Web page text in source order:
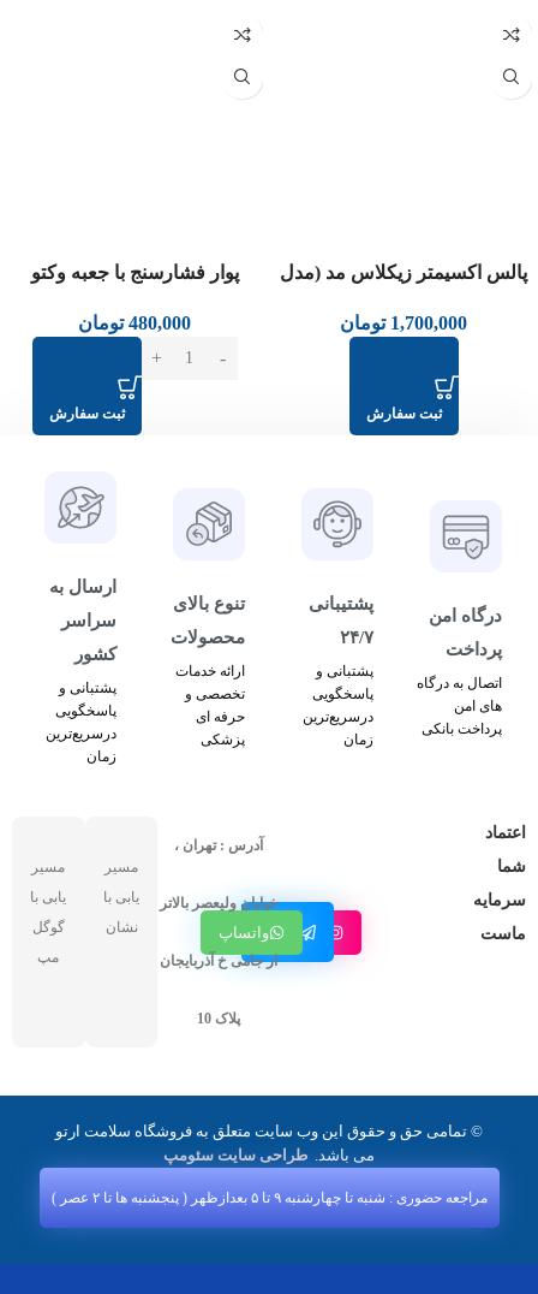
عدم موجودی
پالس اکسیمتر زیکلاس مد (مدل
1,700,000 تومان
ثبت سفارش
پوار فشارسنج با جعبه وکتو
480,000 تومان
ثبت سفارش
درگاه امن
پرداخت
اتصال به درگاه
های امن
پرداخت بانکی
پشتیبانی
۲۴/۷
پشتبانی و
پاسخگویی
درسریع‌ترین
زمان
تنوع بالای
محصولات
ارائه خدمات
تخصصی و
حرفه ای
پزشکی
ارسال به
سراسر
کشور
پشتبانی و
پاسخگویی
درسریع‌ترین
زمان
اعتماد
شما
سرمایه
ماست
اینستاگرام
کانال
تلگرامواتساپ
آدرس : تهران ،
خیابان ولیعصر بالاتر
از جامی خ آذربایجان
پلاک 10
مسیر
یابی با
نشان
مسیر
یابی با
گوگل
مپ
© تمامی حق و حقوق این وب سایت متعلق به فروشگاه سلامت ارتو
می باشد. طراحی سایت سئومپ
مراجعه حضوری : شنبه تا چهارشنبه ۹ تا ۵ بعدازظهر ( پنجشنبه‌ ها تا ۲ عصر )